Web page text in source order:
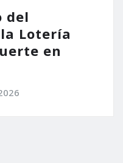
del
Lotería
en